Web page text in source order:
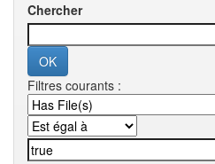
Chercher
Filtres courants :